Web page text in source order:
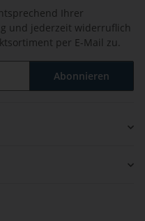
Ihrer
und jederzeit widerruflich
per E-Mail zu.
Abonnieren